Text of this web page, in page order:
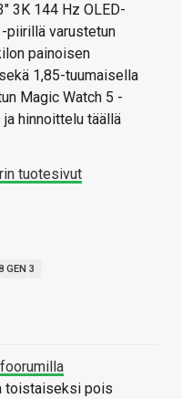
3K 144 Hz OLED-
piirillä varustetun
painoisen
1,85-tuumaisella
Magic Watch 5 -
hinnoittelu täällä
tuotesivut
GEN 3
toistaiseksi pois